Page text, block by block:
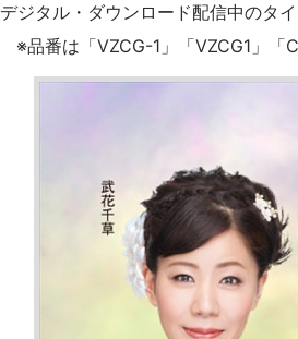
デジタル・ダウンロード配信中のタ
※品番は「VZCG-1」「VZCG1」「